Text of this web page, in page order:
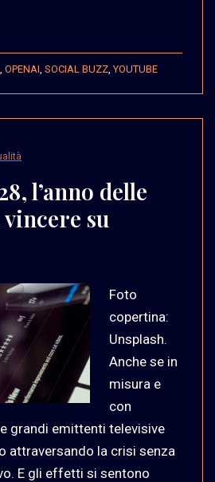
OPENAI SOCIAL BUZZ ,YOUTUBE
l’anno delle
su
Foto
copertina:
Unsplash.
Anche se in
misura e
con
grandi emittenti televisive
attraversando la crisi senza
E gli effetti si sentono